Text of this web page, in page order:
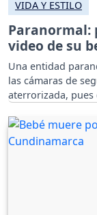
VIDA Y ESTILO
Paranormal:
video de su
Una entidad
las cámaras de
aterrorizada, pues